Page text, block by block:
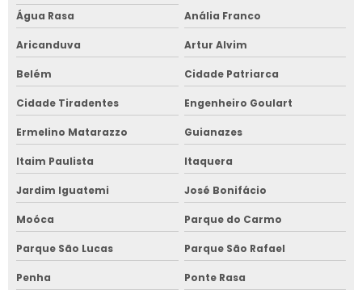
Água Rasa
Anália Franco
Aricanduva Artur Alvim
Belém Cidade Patriarca
Cidade Tiradentes Engenheiro Goulart
Ermelino Matarazzo Guianazes
Itaim Paulista Itaquera
Jardim Iguatemi José Bonifácio
Moóca Parque do Carmo
Parque São Lucas Parque São Rafael
Penha Ponte Rasa